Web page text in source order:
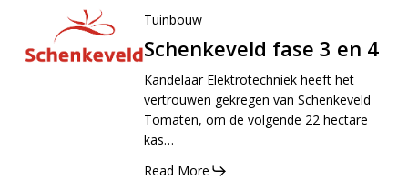
Tuinbouw
Schenkeveld fase 3 en 4
Kandelaar Elektrotechniek heeft het
vertrouwen gekregen van Schenkeveld
Tomaten, om de volgende 22 hectare
kas…
Read More